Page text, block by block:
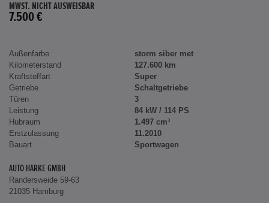
MWST. NICHT AUSWEISBAR
7.500 €
Außenfarbe
storm siber met
Kilometerstand
127.600 km
Kraftstoffart
Super
Getriebe
Schaltgetriebe
Türen
3
Leistung
84 kW / 114 PS
Hubraum
1.497 cm³
Erstzulassung
11.2010
Bauart
Sportwagen
AUTO HARKE GMBH
Randersweide 59-63
21035 Hamburg